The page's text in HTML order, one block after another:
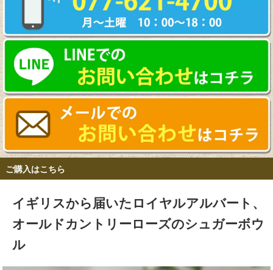
ご購入はこちら
イギリスから届いたロイヤルアルバート、
オールドカントリーローズのシュガーボウ
ル